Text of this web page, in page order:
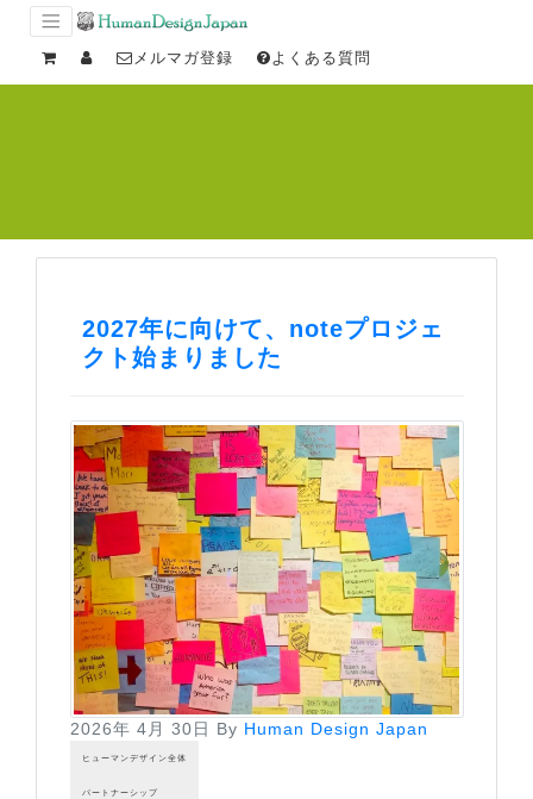
メルマガ登録 よくある質問
2027年に向けて、noteプロジェ
クト始まりました
2026年 4月 30日 By Human Design Japan
ヒューマンデザイン全体
パートナーシップ